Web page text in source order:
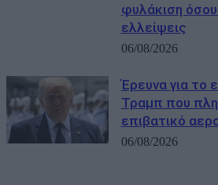
φυλάκιση
ελλείψεις
06/08/2026
Έρευνα για το
Τραμπ που
επιβατικό
06/08/2026